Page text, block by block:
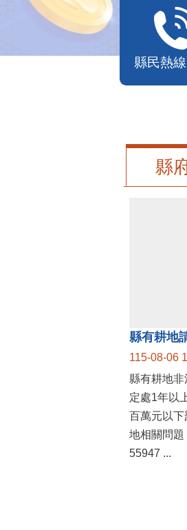
縣民熱
縣
縣有耕地
115-08-06
縣有耕地
定處1年以
百萬元以
地相關問